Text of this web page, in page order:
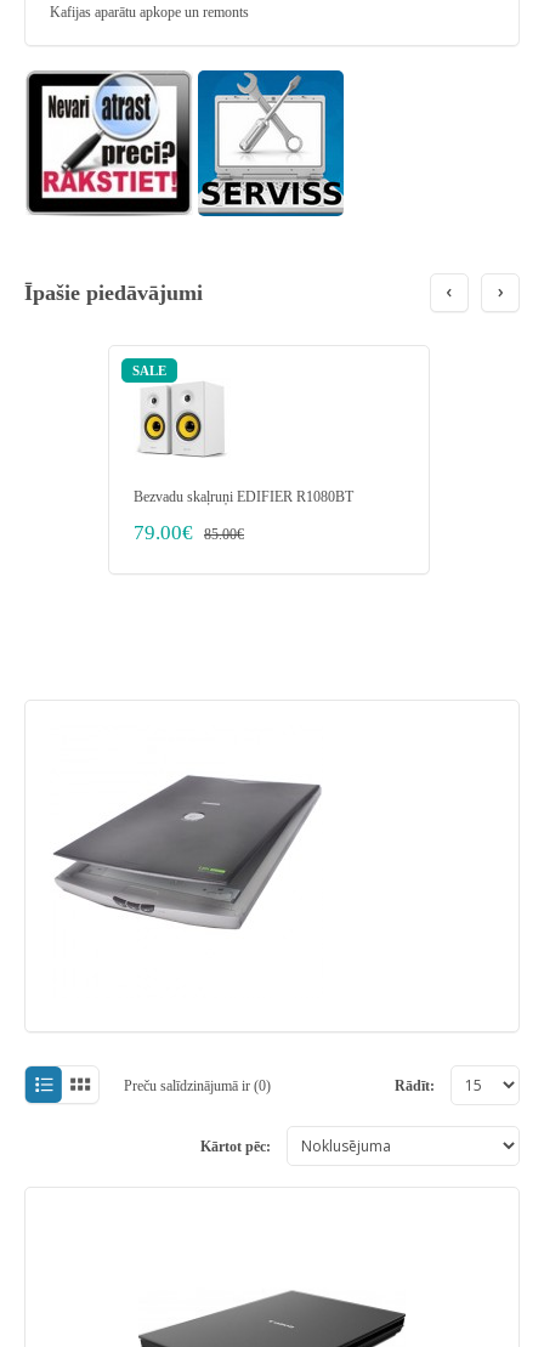
Kafijas aparātu apkope un remonts
Īpašie piedāvājumi
SALE
Bezvadu skaļruņi EDIFIER R1080BT
79.00€ 85.00€
Preču salīdzinājumā ir (0) Rādīt:
Kārtot pēc: